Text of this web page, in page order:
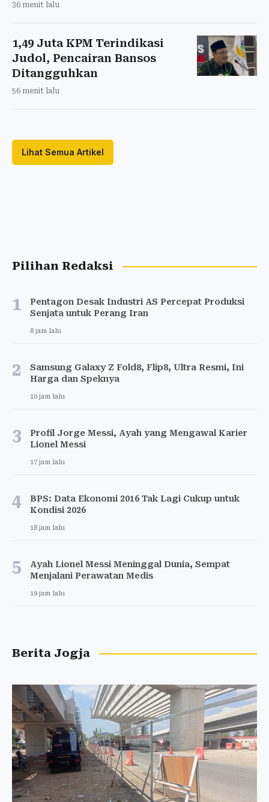
36 menit lalu
1,49 Juta KPM Terindikasi
Judol, Pencairan Bansos
Ditangguhkan
56 menit lalu
Lihat Semua Artikel
Pilihan Redaksi
1
Pentagon Desak Industri AS Percepat Produksi
Senjata untuk Perang Iran
8 jam lalu
2
Samsung Galaxy Z Fold8, Flip8, Ultra Resmi, Ini
Harga dan Speknya
10 jam lalu
3
Profil Jorge Messi, Ayah yang Mengawal Karier
Lionel Messi
17 jam lalu
4
BPS: Data Ekonomi 2016 Tak Lagi Cukup untuk
Kondisi 2026
18 jam lalu
5
Ayah Lionel Messi Meninggal Dunia, Sempat
Menjalani Perawatan Medis
19 jam lalu
Berita Jogja